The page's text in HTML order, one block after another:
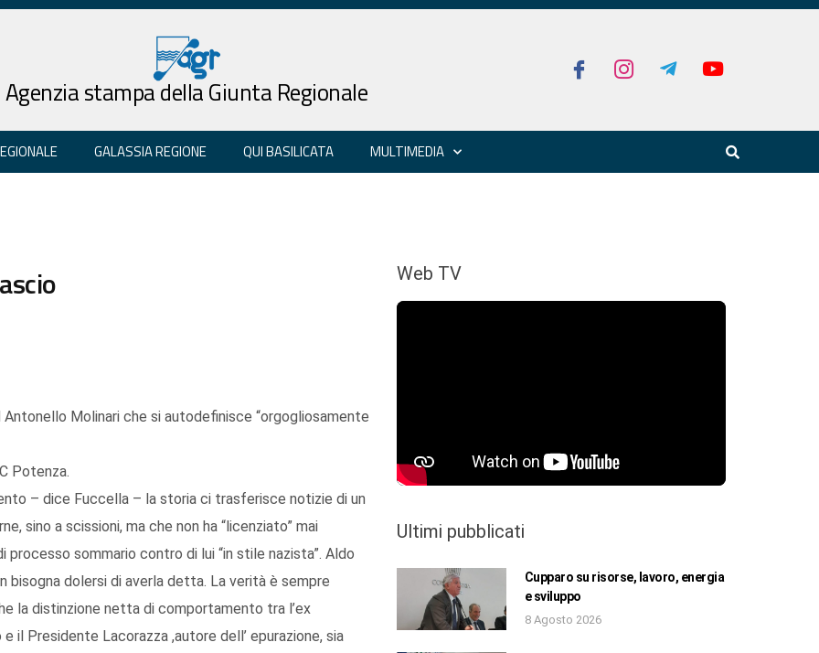
Agenzia stampa della Giunta Regionale
GALASSIA REGIONE QUI BASILICATA MULTIMEDIA
Molinari che si autodefinisce “orgogliosamente
Potenza.
– dice Fuccella – la storia ci trasferisce notizie di un
sino a scissioni, ma che non ha “licenziato” mai
sommario contro di lui “in stile nazista”. Aldo
bisogna dolersi di averla detta. La verità è sempre
la distinzione netta di comportamento tra l’ex
il Presidente Lacorazza ,autore dell’ epurazione, sia
Web TV
Ultimi pubblicati
Cupparo su risorse, lavoro, energia
e sviluppo
8 Agosto 2026